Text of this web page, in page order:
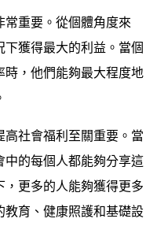
重要。從個體角度來
獲得最大的利益。當個
，他們能夠最大程度地
社會福利至關重要。當
的每個人都能夠分享這
更多的人能夠獲得更多
育、健康照護和基礎設